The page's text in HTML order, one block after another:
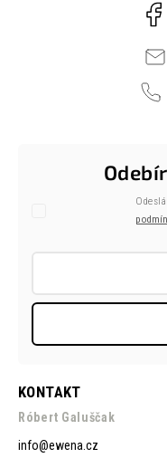
KONTAKT
Róbert Galuščak
info@ewena.cz